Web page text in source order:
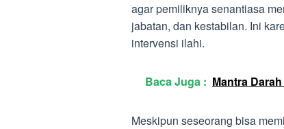
agar pemiliknya senantiasa
jabatan, dan kestabilan. Ini
intervensi ilahi.
Baca Juga : Mantra
Meskipun seseorang bisa